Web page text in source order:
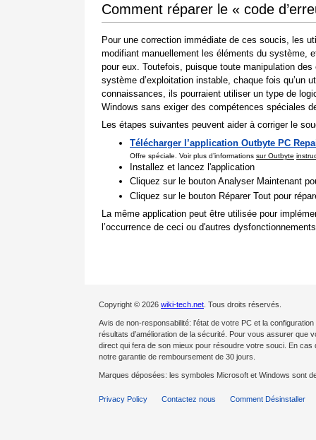
Comment réparer le « code
Pour une correction immédiate de ces soucis, les
modifiant manuellement les éléments du système,
pour eux. Toutefois, puisque toute manipulation
système d’exploitation instable, chaque fois qu’un
connaissances, ils pourraient utiliser un type de
Windows sans exiger des compétences spéciales
Les étapes suivantes peuvent aider à corriger le
Télécharger l’application Outbyte PC
Offre spéciale. Voir plus d’informations sur Outbyte
Installez et lancez l'application
Cliquez sur le bouton Analyser Maintenant
Cliquez sur le bouton Réparer Tout pour
La même application peut être utilisée pour
l’occurrence de ceci ou d'autres
Copyright © 2026 wiki-tech.net . Tous droits réservés.
Avis de non-responsabilité: l’état de votre PC et la
résultats d’amélioration de la sécurité. Pour vous assurer que
direct qui fera de son mieux pour résoudre votre souci. En
notre garantie de remboursement de 30 jours.
Marques déposées: les symboles Microsoft et Windows sont
Privacy Policy Contactez nous Comment Désinstaller